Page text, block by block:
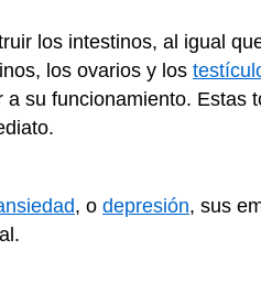
los intestinos, al igual
los ovarios y los
su funcionamiento. Estas
, o depresión, sus